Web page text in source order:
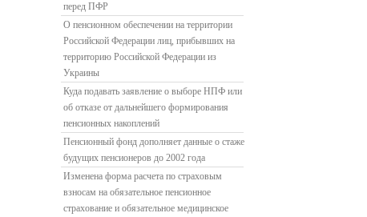
перед ПФР
О пенсионном обеспечении на территории
Российской Федерации лиц, прибывших на
территорию Российской Федерации из
Украины
Куда подавать заявление о выборе НПФ или
об отказе от дальнейшего формирования
пенсионных накоплений
Пенсионный фонд дополняет данные о стаже
будущих пенсионеров до 2002 года
Изменена форма расчета по страховым
взносам на обязательное пенсионное
страхование и обязательное медицинское